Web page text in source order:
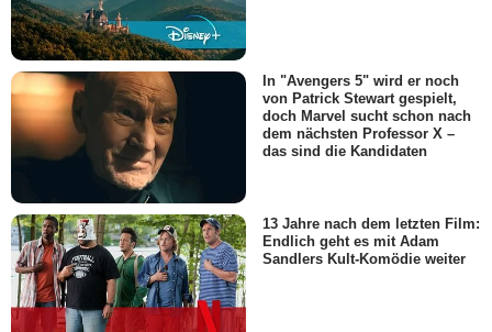
In "Avengers 5" wird er noch
von Patrick Stewart gespielt,
doch Marvel sucht schon nach
dem nächsten Professor X –
das sind die Kandidaten
13 Jahre nach dem letzten Film:
Endlich geht es mit Adam
Sandlers Kult-Komödie weiter